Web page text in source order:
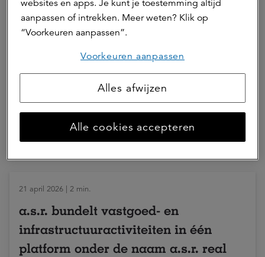
a.s.r. real assets
21 april 2026 | 2 min.
a.s.r. bundelt vastgoed- en
infrastructuuractiviteiten in één
platform onder de naam a.s.r. real
websites en apps. Je kunt je toestemming altijd
aanpassen of intrekken. Meer weten? Klik op
“Voorkeuren aanpassen”.
Voorkeuren aanpassen
Alles afwijzen
Alle cookies accepteren